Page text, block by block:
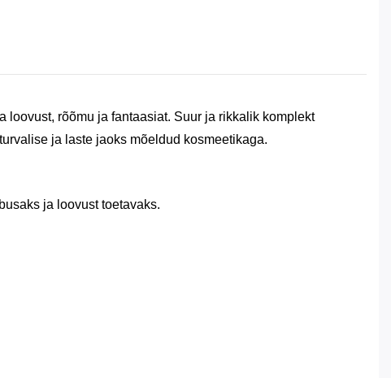
rõõmu ja fantaasiat. Suur ja rikkalik komplekt
ja laste jaoks mõeldud kosmeetikaga.
ja loovust toetavaks.